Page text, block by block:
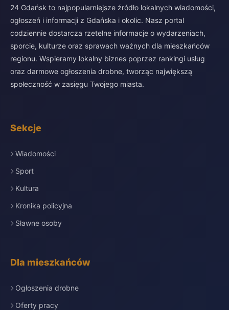
24 Gdańsk to najpopularniejsze źródło lokalnych wiadomości,
ogłoszeń i informacji z Gdańska i okolic. Nasz portal
codziennie dostarcza rzetelne informacje o wydarzeniach,
sporcie, kulturze oraz sprawach ważnych dla mieszkańców
regionu. Wspieramy lokalny biznes poprzez rankingi usług
oraz darmowe ogłoszenia drobne, tworząc największą
społeczność w zasięgu Twojego miasta.
Sekcje
Wiadomości
Sport
Kultura
Kronika policyjna
Sławne osoby
Dla mieszkańców
Ogłoszenia drobne
Oferty pracy